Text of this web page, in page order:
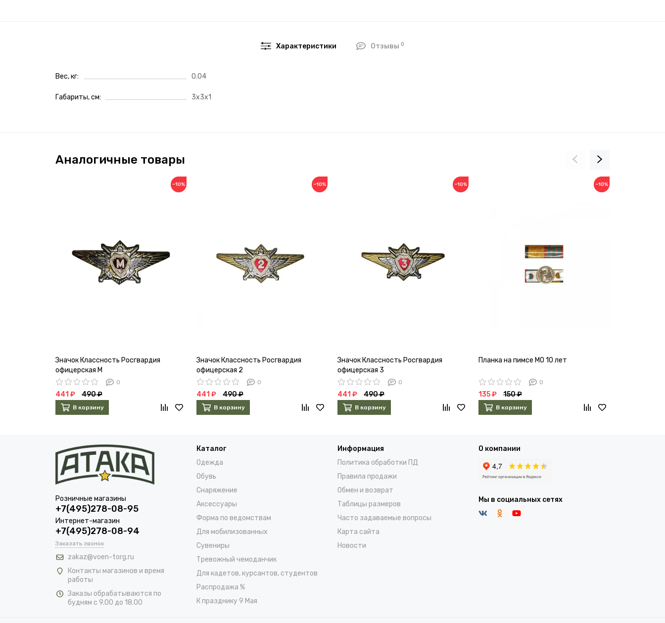
Характеристики Отзывы 0
Вес, кг 0.04
Габариты, см 3x3x1
Аналогичные товары
−10%
Значок Классность Росгвардия
офицерская М
0
441 ₽ 490 ₽
В корзину
−10%
Значок Классность Росгвардия
офицерская 2
0
441 ₽ 490 ₽
В корзину
−10%
Значок Классность Росгвардия
офицерская 3
0
441 ₽ 490 ₽
В корзину
−10%
Планка на пимсе МО 10 лет
0
135 ₽ 150 ₽
В корзину
Розничные магазины
+7(495)278-08-95
Интернет-магазин
+7(495)278-08-94
Заказать звонок
zakaz@voen-torg.ru
Контакты магазинов и время
работы
Заказы обрабатываются по
будням с 9.00 до 18.00
Каталог
Одежда
Обувь
Снаряжение
Аксессуары
Форма по ведомствам
Для мобилизованных
Сувениры
Тревожный чемоданчик
Для кадетов, курсантов, студентов
Распродажа %
К празднику 9 Мая
Информация
Политика обработки ПД
Правила продажи
Обмен и возврат
Таблицы размеров
Часто задаваемые вопросы
Карта сайта
Новости
О компании
Мы в социальных сетях